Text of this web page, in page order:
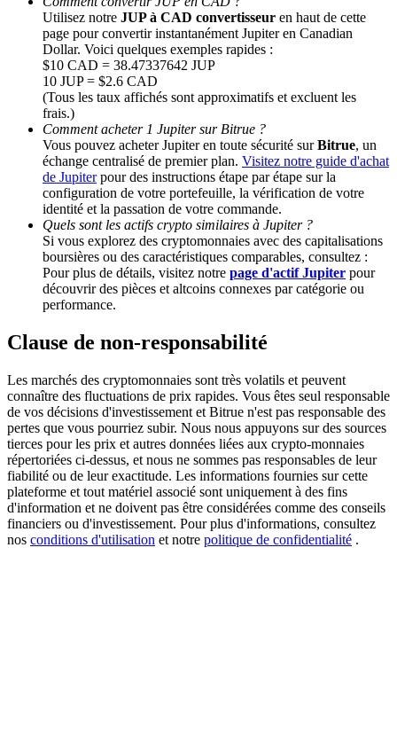
BTC Welcome Rewards
Deposit & Trade BTC to Share 25000 USDT prize pool!
Deposit CASHCAT & Win
Share 500000 CASHCAT prize pool
Exclusive for BitMart Users
Register & Trade to Win 500,000 USDT
Precious Metals Trading Carnival
Trade Gold & Silver · 33,333 USDT Bonus
Utilisez notre JUP à CAD convertisseur en haut de cette
page pour convertir instantanément Jupiter en Canadian
Dollar. Voici quelques exemples rapides :
$10 CAD = 38.47337642 JUP
10 JUP = $2.6 CAD
(Tous les taux affichés sont approximatifs et excluent les
frais.)
Comment acheter 1 Jupiter sur Bitrue ?
Vous pouvez acheter Jupiter en toute sécurité surBitrue, un
échange centralisé de premier plan. Visitez notre guide d'achat
de Jupiterpour des instructions étape par étape sur la
configuration de votre portefeuille, la vérification de votre
identité et la passation de votre commande.
Quels sont les actifs crypto similaires à Jupiter ?
Si vous explorez des cryptomonnaies avec des capitalisations
boursières ou des caractéristiques comparables, consultez :
Pour plus de détails, visitez notre page d'actif Jupiter pour
découvrir des pièces et altcoins connexes par catégorie ou
performance.
Clause de non-responsabilité
Les marchés des cryptomonnaies sont très volatils et peuvent
connaître des fluctuations de prix rapides. Vous êtes seul responsable
de vos décisions d'investissement et Bitrue n'est pas responsable des
pertes que vous pourriez subir. Nous nous appuyons sur des sources
tierces pour les prix et autres données liées aux crypto-monnaies
répertoriées ci-dessus, et nous ne sommes pas responsables de leur
fiabilité ou de leur exactitude. Les informations fournies sur cette
plateforme et tout matériel associé sont uniquement à des fins
d'information et ne doivent pas être considérées comme des conseils
financiers ou d'investissement. Pour plus d'informations, consultez
nos conditions d'utilisation et notre politique de confidentialité .